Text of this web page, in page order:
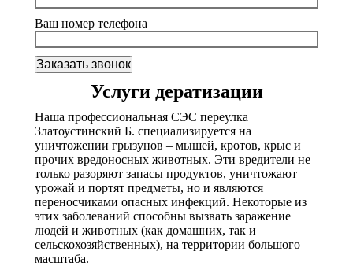
Ваш номер телефона
Услуги дератизации
Наша профессиональная СЭС переулка
Златоустинский Б. специализируется на
уничтожении грызунов – мышей, кротов, крыс и
прочих вредоносных животных. Эти вредители не
только разоряют запасы продуктов, уничтожают
урожай и портят предметы, но и являются
переносчиками опасных инфекций. Некоторые из
этих заболеваний способны вызвать заражение
людей и животных (как домашних, так и
сельскохозяйственных), на территории большого
масштаба.